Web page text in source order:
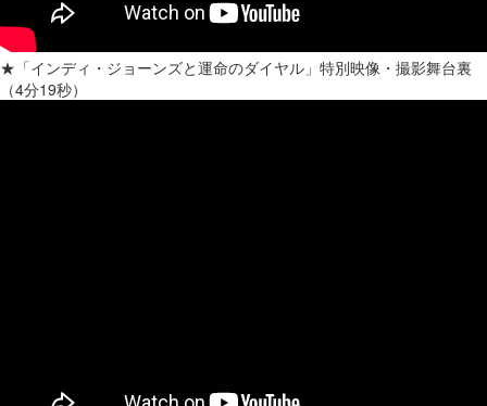
★「インディ・ジョーンズと運命のダイヤル」特別映像・撮影舞台裏
（4分19秒）